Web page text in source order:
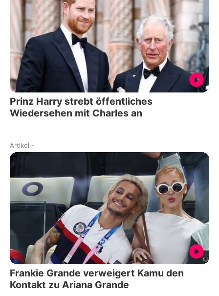
Prinz Harry strebt öffentliches
Wiedersehen mit Charles an
Artikel -
Frankie Grande verweigert Kamu den
Kontakt zu Ariana Grande